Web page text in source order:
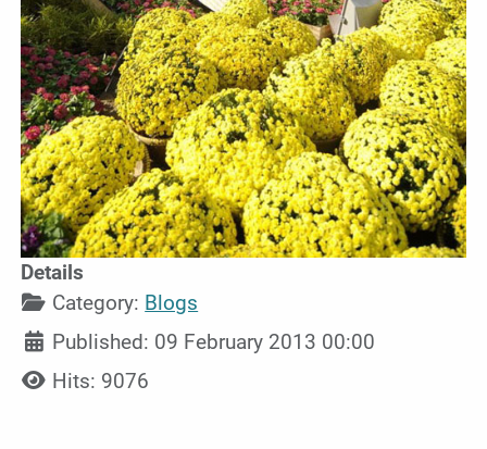
Details
Category: Blogs
Published: 09 February 2013 00:00
Hits: 9076